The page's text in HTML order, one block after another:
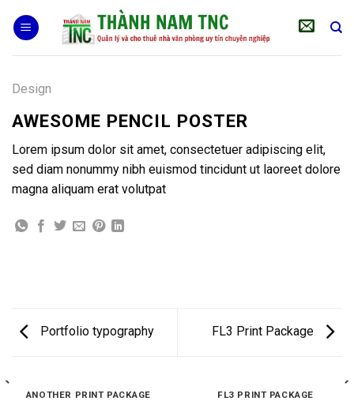
Design
AWESOME PENCIL POSTER
Lorem ipsum dolor sit amet, consectetuer adipiscing elit,
sed diam nonummy nibh euismod tincidunt ut laoreet dolore
magna aliquam erat volutpat
Portfolio typography FL3 Print Package
ANOTHER PRINT PACKAGE FL3 PRINT PACKAGE